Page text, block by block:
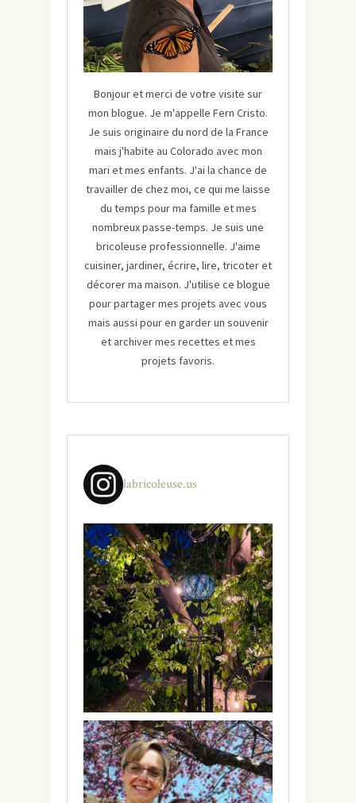
Bonjour et merci de votre visite sur
mon blogue. Je m'appelle Fern Cristo.
Je suis originaire du nord de la France
mais j'habite au Colorado avec mon
mari et mes enfants. J'ai la chance de
travailler de chez moi, ce qui me laisse
du temps pour ma famille et mes
nombreux passe-temps. Je suis une
bricoleuse professionnelle. J'aime
cuisiner, jardiner, écrire, lire, tricoter et
décorer ma maison. J'utilise ce blogue
pour partager mes projets avec vous
mais aussi pour en garder un souvenir
et archiver mes recettes et mes
projets favoris.
labricoleuse.us